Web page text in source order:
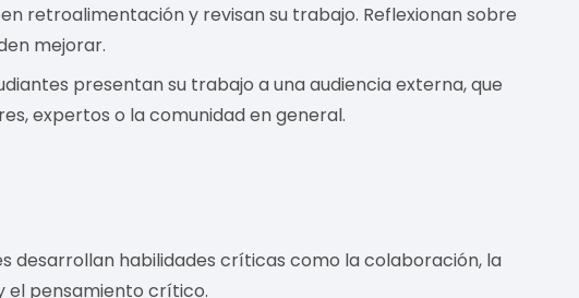
retroalimentación y revisan su trabajo. Reflexionan sobre
mejorar.
presentan su trabajo a una audiencia externa, que
expertos o la comunidad en general.
desarrollan habilidades críticas como la colaboración, la
el pensamiento crítico.